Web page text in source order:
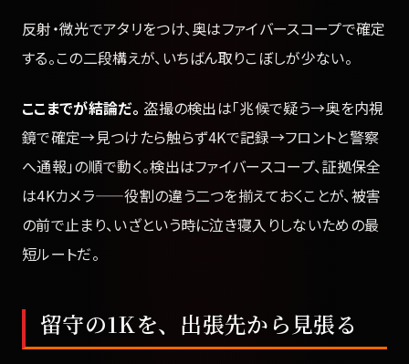
反射・微光でアタリをつけ、奥はファイバースコープで確定
する。この二段構えが、いちばん取りこぼしが少ない。
ここまでが結論だ。 盗撮の検出は「兆候で疑う→奥を内視
鏡で確定→見つけたら触らず4Kで記録→フロントと警察
へ通報」の順で動く。検出はファイバースコープ、証拠保全
は4Kカメラ——役割の違う二つを揃えておくことが、被害
の前で止まり、いざという時に泣き寝入りしないための最
短ルートだ。
留守の1Kを、出張先から見張る